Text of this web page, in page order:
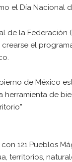
el Día Nacional
de la Federación
el
de México
herramienta de
121 Pueblos
territorios,